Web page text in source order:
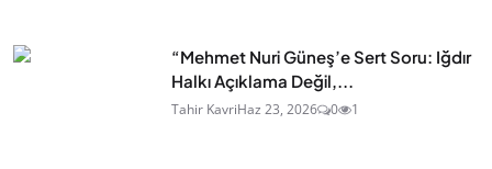
“Mehmet Nuri Güneş’e Sert Soru: Iğdır
Halkı Açıklama Değil,...
Tahir KavriHaz 23, 2026 0 1